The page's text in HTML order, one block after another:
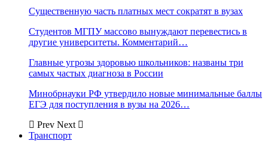
Существенную часть платных мест сократят в вузах
Студентов МГПУ массово вынуждают перевестись в
другие университеты. Комментарий…
Главные угрозы здоровью школьников: названы три
самых частых диагноза в России
Минобрнауки РФ утвердило новые минимальные баллы
ЕГЭ для поступления в вузы на 2026…
Prev Next
Транспорт